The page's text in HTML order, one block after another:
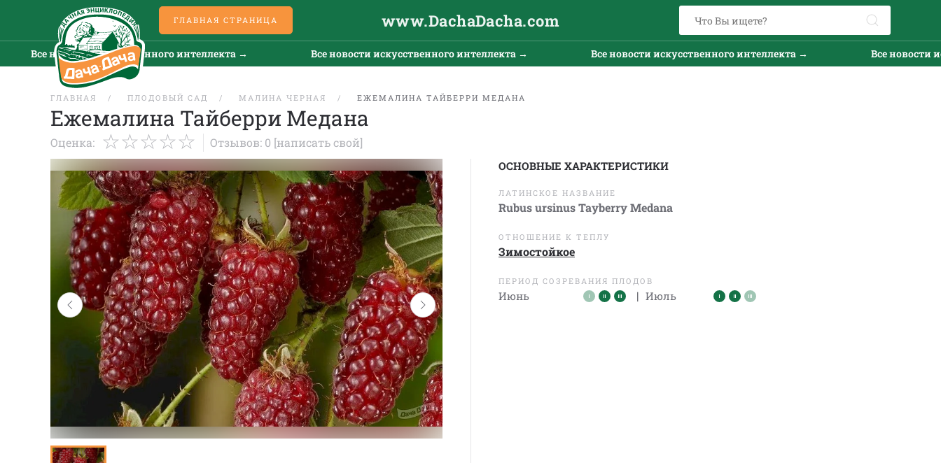
ГЛАВНАЯ СТРАНИЦА www.DachaDacha.com
новости искусственного интеллекта → Все новости искусственного интеллекта → Все новости искусственного интеллекта → Все новости
ГЛАВНАЯ ПЛОДОВЫЙ САД МАЛИНА ЧЕРНАЯ ЕЖЕМАЛИНА ТАЙБЕРРИ МЕДАНА
Ежемалина Тайберри Медана
Оценка: Отзывов: 0 [написать свой]
ОСНОВНЫЕ ХАРАКТЕРИСТИКИ
ЛАТИНСКОЕ НАЗВАНИЕ
Rubus ursinus Tayberry Medana
ОТНОШЕНИЕ К ТЕПЛУ
Зимостойкое
ПЕРИОД СОЗРЕВАНИЯ ПЛОДОВ
Июнь | Июль